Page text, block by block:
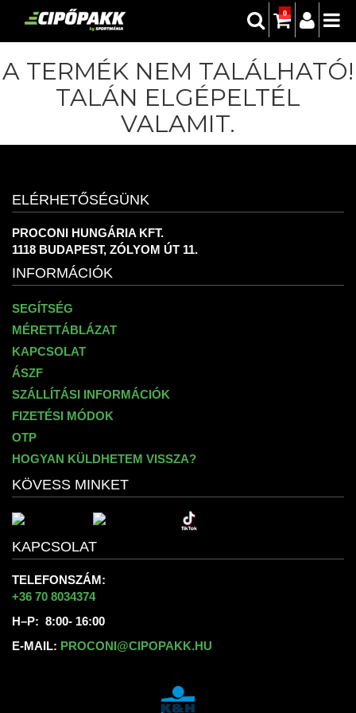
0
A TERMÉK NEM TALÁLHATÓ!
TALÁN ELGÉPELTÉL
VALAMIT.
ELÉRHETŐSÉGÜNK
PROCONI HUNGÁRIA KFT.
1118 BUDAPEST, ZÓLYOM ÚT 11.
INFORMÁCIÓK
SEGÍTSÉG
MÉRETTÁBLÁZAT
KAPCSOLAT
ÁSZF
SZÁLLÍTÁSI INFORMÁCIÓK
FIZETÉSI MÓDOK
OTP
HOGYAN KÜLDHETEM VISSZA?
KÖVESS MINKET
KAPCSOLAT
TELEFONSZÁM:
+36 70 8034374
H–P: 8:00- 16:00
E-MAIL: PROCONI@CIPOPAKK.HU